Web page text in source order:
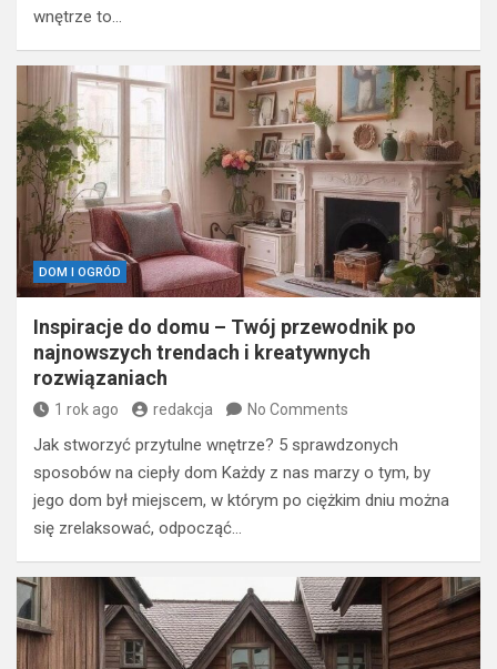
wnętrze to…
DOM I OGRÓD
Inspiracje do domu – Twój przewodnik po
najnowszych trendach i kreatywnych
rozwiązaniach
1 rok ago redakcja No Comments
Jak stworzyć przytulne wnętrze? 5 sprawdzonych
sposobów na ciepły dom Każdy z nas marzy o tym, by
jego dom był miejscem, w którym po ciężkim dniu można
się zrelaksować, odpocząć…